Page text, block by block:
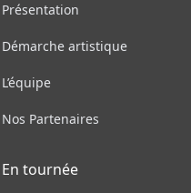
Présentation
Démarche artistique
L’équipe
Nos Partenaires
En tournée